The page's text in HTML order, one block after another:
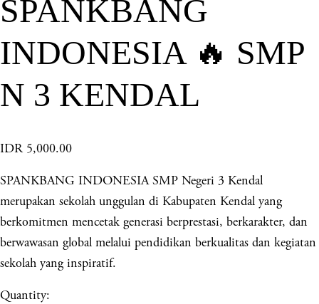
SPANKBANG
INDONESIA 🔥 SMP
N 3 KENDAL
IDR 5,000.00
SPANKBANG INDONESIA SMP Negeri 3 Kendal
merupakan sekolah unggulan di Kabupaten Kendal yang
berkomitmen mencetak generasi berprestasi, berkarakter, dan
berwawasan global melalui pendidikan berkualitas dan kegiatan
sekolah yang inspiratif.
Quantity: